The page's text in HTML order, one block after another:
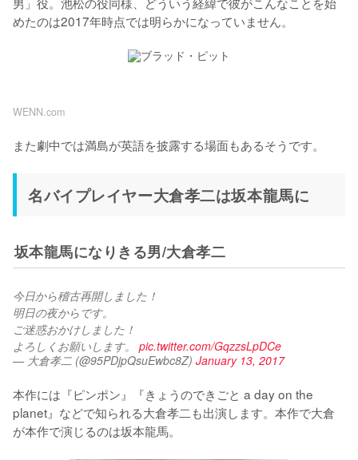
めたのは2017年時点では明らかになっていません。
WENN.com
名バイプレイヤー大倉孝二は坂本龍馬に
坂本龍馬になりきる男/大倉孝二
今日から稽古再開しました！
明日の夜からです。
ご迷惑おかけしました！
よろしくお願いします。 pic.twitter.com/GqzzsLpDCe
— 大倉孝二 (@95PDjpQsuEwbc8Z) January 13, 2017
本作には『ピンポン』『きょうのできごと a day on the
planet』などで知られる大倉孝二も出演します。本作で大倉
が本作で演じるのは坂本龍馬。